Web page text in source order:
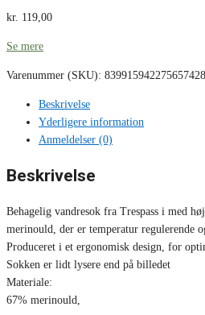
kr. 119,00
Se mere
Varenummer (SKU):
Beskrivelse
Yderligere information
Anmeldelser (0)
Beskrivelse
Behagelig vandresok fra Trespass i med
merinould, der er temperatur regulerende
Produceret i et ergonomisk design, for
Sokken er lidt lysere end på billedet
Materiale:
67% merinould,